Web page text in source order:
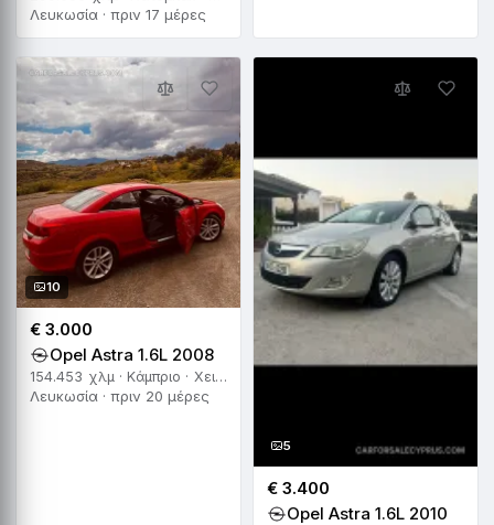
Λευκωσία · πριν 17 μέρες
10
€ 3.000
Opel Astra 1.6L 2008
154.453 χλμ · Κάμπριο · Χειροκίνητο
Λευκωσία · πριν 20 μέρες
5
€ 3.400
Opel Astra 1.6L 2010